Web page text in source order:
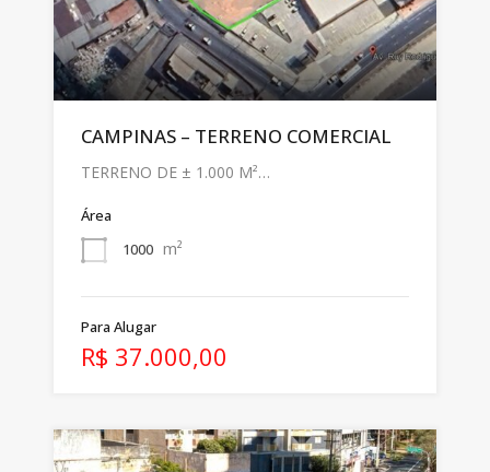
CAMPINAS – TERRENO COMERCIAL
TERRENO DE ± 1.000 M²…
Área
1000 m²
Para Alugar
R$ 37.000,00